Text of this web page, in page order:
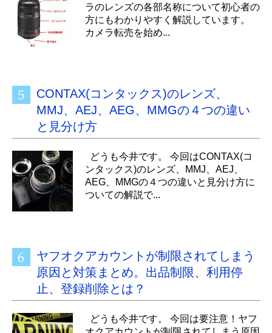
ラのレンズの各部名称について初心者の
方にもわかりやすく解説しています。
カメラ転売を始め...
CONTAX(コンタックス)のレンズ、
MMJ、AEJ、AEG、MMGの４つの違い
と見分け方
どうも今井です。 今回はCONTAX(コ
ンタックス)のレンズ、MMJ、AEJ、
AEG、MMGの４つの違いと見分け方に
ついての解説で...
ヤフオクアカウントが制限されてしまう
原因と対策まとめ。出品制限、利用停
止、登録削除とは？
どうも今井です。 今回は要注意！ヤフ